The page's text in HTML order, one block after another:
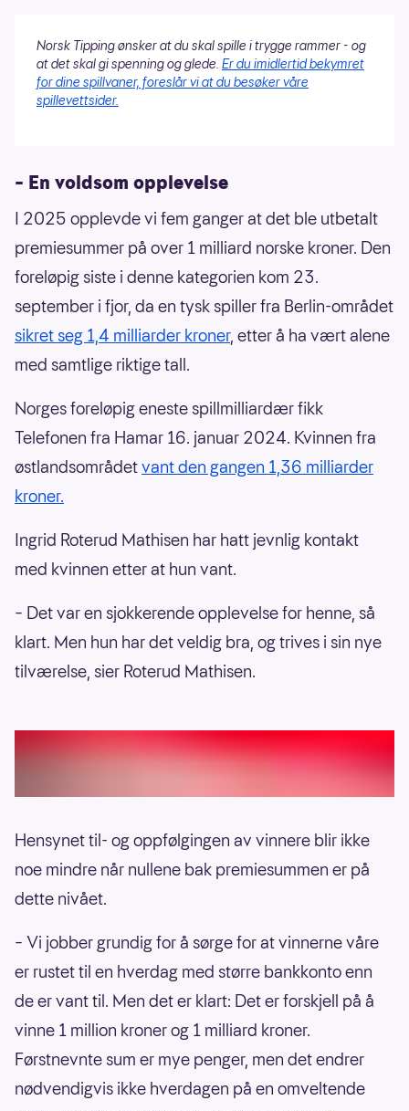
Norsk Tipping ønsker at du skal spille i trygge rammer - og
at det skal gi spenning og glede. Er du imidlertid bekymret
for dine spillvaner, foreslår vi at du besøker våre
spillevettsider.
– En voldsom opplevelse
I 2025 opplevde vi fem ganger at det ble utbetalt
premiesummer på over 1 milliard norske kroner. Den
foreløpig siste i denne kategorien kom 23.
september i fjor, da en tysk spiller fra Berlin-området
sikret seg 1,4 milliarder kroner, etter å ha vært alene
med samtlige riktige tall.
Norges foreløpig eneste spillmilliardær fikk
Telefonen fra Hamar 16. januar 2024. Kvinnen fra
østlandsområdetvant den gangen 1,36 milliarder
kroner.
Ingrid Roterud Mathisen har hatt jevnlig kontakt
med kvinnen etter at hun vant.
– Det var en sjokkerende opplevelse for henne, så
klart. Men hun har det veldig bra, og trives i sin nye
tilværelse, sier Roterud Mathisen.
Hensynet til- og oppfølgingen av vinnere blir ikke
noe mindre når nullene bak premiesummen er på
dette nivået.
– Vi jobber grundig for å sørge for at vinnerne våre
er rustet til en hverdag med større bankkonto enn
de er vant til. Men det er klart: Det er forskjell på å
vinne 1 million kroner og 1 milliard kroner.
Førstnevnte sum er mye penger, men det endrer
nødvendigvis ikke hverdagen på en omveltende